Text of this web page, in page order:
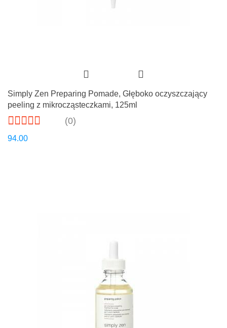
Simply Zen Preparing Pomade, Głęboko oczyszczający
peeling z mikrocząsteczkami, 125ml
(0)
94.00